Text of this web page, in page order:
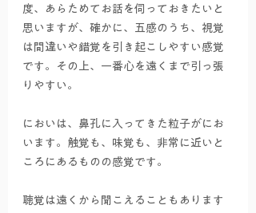
度、あらためてお話を伺っておきたいと
思いますが、確かに、五感のうち、視覚
は間違いや錯覚を引き起こしやすい感覚
です。その上、一番心を遠くまで引っ張
りやすい。
においは、鼻孔に入ってきた粒子がにお
います。触覚も、味覚も、非常に近いと
ころにあるものの感覚です。
聴覚は遠くから聞こえることもあります